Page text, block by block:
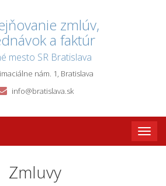
zmlúv,
a faktúr
mesto SR Bratislava
nám. 1, Bratislava
info@bratislava.sk
Toggle
Zmluvy